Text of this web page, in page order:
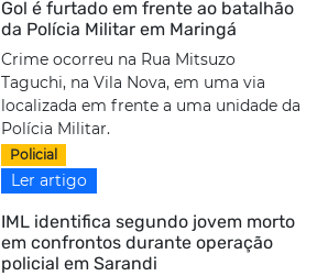
Gol é furtado em frente ao batalhão
da Polícia Militar em Maringá
Crime ocorreu na Rua Mitsuzo
Taguchi, na Vila Nova, em uma via
localizada em frente a uma unidade da
Polícia Militar.
Policial
Ler artigo
IML identifica segundo jovem morto
em confrontos durante operação
policial em Sarandi